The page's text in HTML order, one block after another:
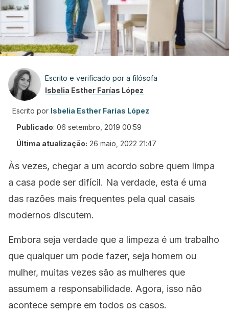
Escrito e verificado por a filósofa
Isbelia Esther Farías López
Escrito por Isbelia Esther Farías López
Publicado: 06 setembro, 2019 00:59
Última atualização: 26 maio, 2022 21:47
Às vezes, chegar a um acordo sobre quem limpa
a casa pode ser difícil. Na verdade, esta é uma
das razões mais frequentes pela qual casais
modernos discutem.
Embora seja verdade que a limpeza é um trabalho
que qualquer um pode fazer, seja homem ou
mulher, muitas vezes são as mulheres que
assumem a responsabilidade. Agora, isso não
acontece sempre em todos os casos.